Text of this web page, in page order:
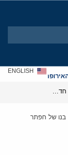
אירופהאנטישמיות
ENGLISH
בנו של חפתר